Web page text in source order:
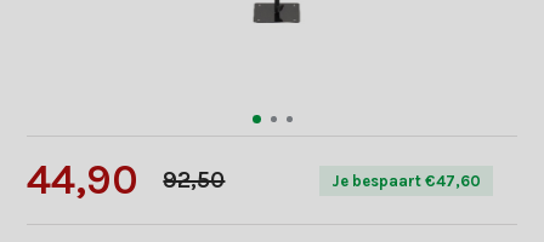
44,90 92,50 Je bespaart €47,60